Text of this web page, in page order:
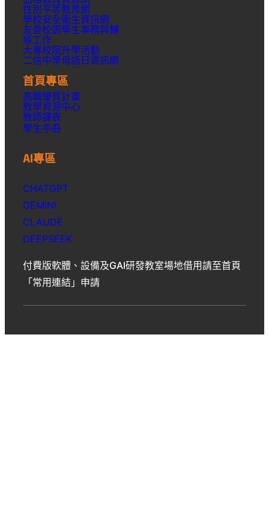
性別平等教育網
學校安全衛生資訊網
友善校園學生事務與輔
導工作
大專校院升學活動
二信中學母語日資訊網
首頁專區
高職優質計畫
教學資源中心
教師課表
學生手冊
AI專區
CHATGPT
GEMINI
CLAUDE
DEEPSEEK
付費版軟體、設備及GAI研發教室場地借用請至首頁
「常用連結」申請